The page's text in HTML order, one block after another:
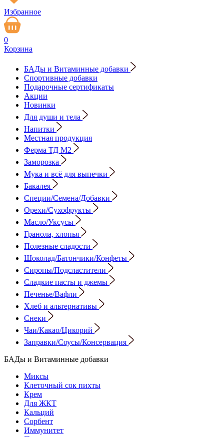
Избранное
0
Корзина
БАДы и Витаминные добавки
Спортивные добавки
Подарочные сертификаты
Акции
Новинки
Для души и тела
Напитки
Местная продукция
Ферма ТД М2
Заморозка
Мука и всё для выпечки
Бакалея
Специи/Семена/Добавки
Орехи/Сухофрукты
Масло/Уксусы
Гранола, хлопья
Полезные сладости
Шоколад/Батончики/Конфеты
Сиропы/Подсластители
Сладкие пасты и джемы
Печенье/Вафли
Хлеб и альтернативы
Снеки
Чаи/Какао/Цикорий
Заправки/Соусы/Консервация
БАДы и Витаминные добавки
Миксы
Клеточный сок пихты
Крем
Для ЖКТ
Кальций
Сорбент
Иммунитет